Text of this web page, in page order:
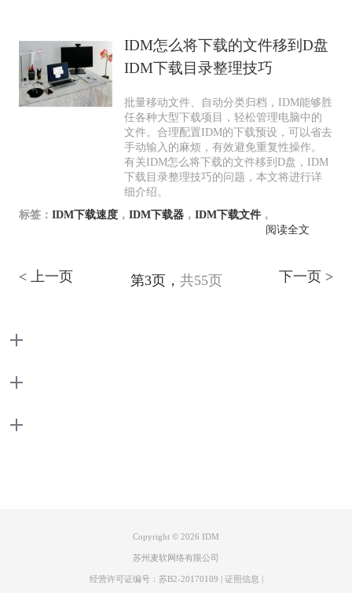
IDM怎么将下载的文件移到D盘
IDM下载目录整理技巧
批量移动文件、自动分类归档，IDM能够胜
任各种大型下载项目，轻松管理电脑中的
文件。合理配置IDM的下载预设，可以省去
手动输入的麻烦，有效避免重复性操作。
有关IDM怎么将下载的文件移到D盘，IDM
下载目录整理技巧的问题，本文将进行详
细介绍。
标签： IDM下载速度， IDM下载器， IDM下载文件，
阅读全文
< 上一页 第3页， 共55页 下一页 >
Copyright © 2026 IDM
苏州麦软网络有限公司
经营许可证编号：苏B2-20170109 | 证照信息 |